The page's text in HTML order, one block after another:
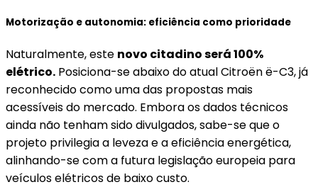
Motorização e autonomia: eficiência como prioridade
Naturalmente, este novo citadino será 100%
elétrico. Posiciona-se abaixo do atual Citroën ë-C3, já
reconhecido como uma das propostas mais
acessíveis do mercado. Embora os dados técnicos
ainda não tenham sido divulgados, sabe-se que o
projeto privilegia a leveza e a eficiência energética,
alinhando-se com a futura legislação europeia para
veículos elétricos de baixo custo.